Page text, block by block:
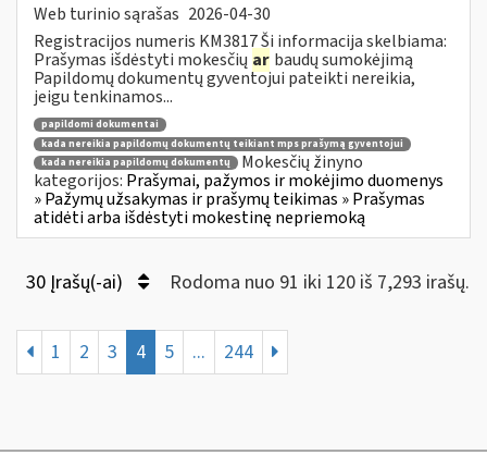
Web turinio sąrašas 2026-04-30
Registracijos numeris KM3817 Ši informacija skelbiama:
Prašymas išdėstyti mokesčių ar baudų sumokėjimą
Papildomų dokumentų gyventojui pateikti nereikia,
jeigu tenkinamos...
papildomi dokumentai
kada nereikia papildomų dokumentų teikiant mps prašymą gyventojui
kada nereikia papildomų dokumentų
Mokesčių žinyno
kategorijos: Prašymai, pažymos ir mokėjimo duomenys
» Pažymų užsakymas ir prašymų teikimas » Prašymas
atidėti arba išdėstyti mokestinę nepriemoką
30 Įrašų(-ai) Rodoma nuo 91 iki 120 iš 7,293 irašų.
1 2 3 4 5 ... 244